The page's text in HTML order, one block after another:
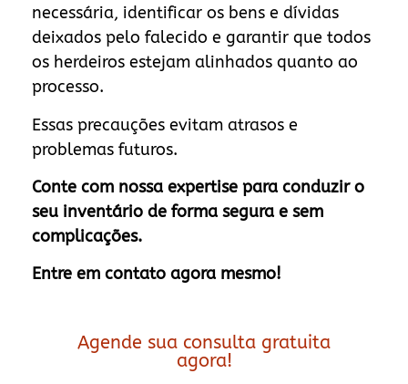
necessária, identificar os bens e dívidas
deixados pelo falecido e garantir que todos
os herdeiros estejam alinhados quanto ao
processo.
Essas precauções evitam atrasos e
problemas futuros.
Conte com nossa expertise para conduzir o
seu inventário de forma segura e sem
complicações.
Entre em contato agora mesmo!
Agende sua consulta gratuita
agora!